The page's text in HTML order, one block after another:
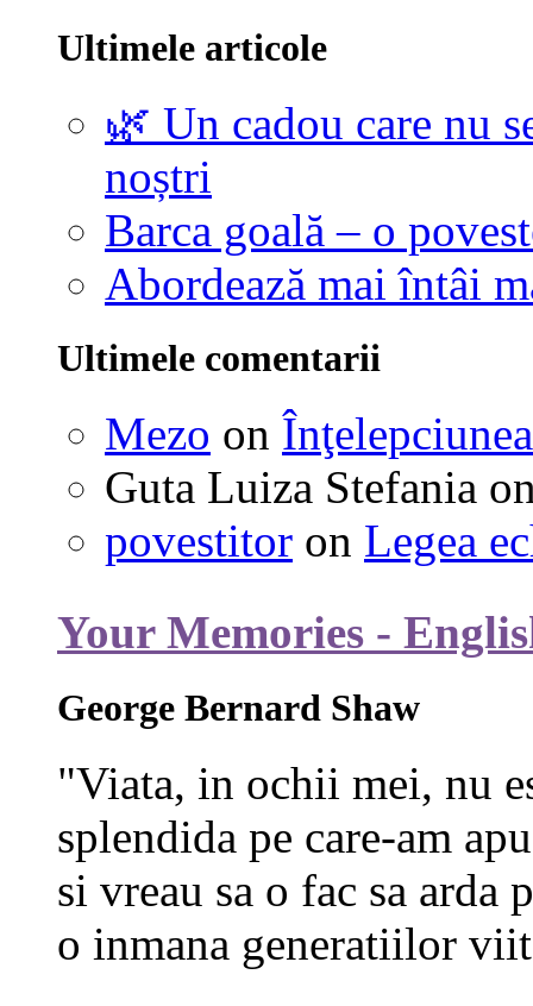
Ultimele articole
🌿 Un cadou care nu
noștri
Barca goală – o
Abordează mai întâi
Ultimele comentarii
Mezo on Înţelepciunea
Guta Luiza Stefania
povestitor on Legea
Your Memories -
George Bernard Shaw
"Viata, in ochii mei, nu
splendida pe care-am
si vreau sa o fac sa
o inmana generatiilor